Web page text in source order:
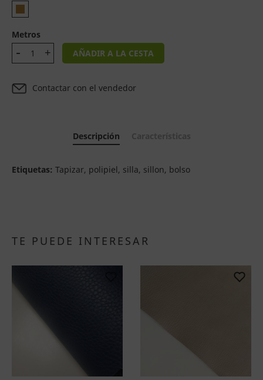
Metros
AÑADIR A LA CESTA
Contactar con el vendedor
Descripción
Etiquetas: Tapizar, polipiel, silla, sillon, bolso
TE PUEDE INTERESAR